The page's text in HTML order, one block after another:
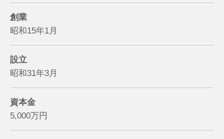
創業
昭和15年1月
設立
昭和31年3月
資本金
5,000万円